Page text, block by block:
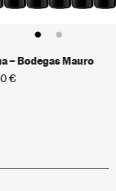
– Bodegas Mauro